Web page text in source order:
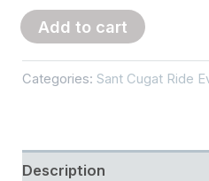
Pago
La
Ride
Add to cart
Categories:Sant Cugat Ride
Description